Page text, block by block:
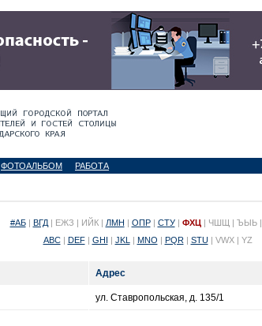
ФОТОАЛЬБОМ РАБОТА
#АБ| ВГД| ЕЖЗ | ИЙК | ЛМН | ОПР| СТУ| ФХЦ| ЧШЩ | ЪЫЬ |
ABC| DEF| GHI | JKL | MNO | PQR| STU| VWX | YZ
Адрес
ул. Ставропольская, д. 135/1